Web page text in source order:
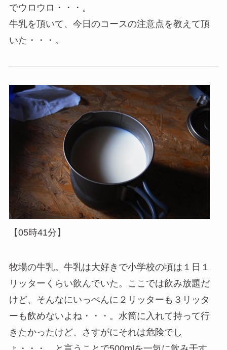
でウロウロ・・・。
牛乳を頂いて、今日のコースの注意点を教えて頂
いた・・・。
【05時41分】
牧場の牛乳。牛乳は大好きで小学校の頃は１日１
リッターくらい飲んでいた。ここでは飲み放題だ
けど、そんなにいっぺんに２リッターも３リッタ
ーも飲めないよね・・・。水筒に入れて持って行
きたかったけど、さすがにそれは危険でし